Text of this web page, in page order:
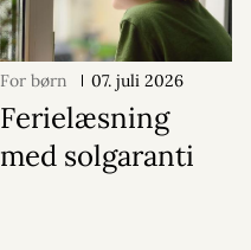
For børn 07. juli 2026
Ferielæsning
med solgaranti